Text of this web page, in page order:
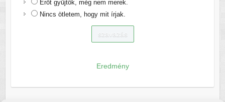
Erőt gyűjtök, még nem merek.
Nincs ötletem, hogy mit írjak.
Eredmény